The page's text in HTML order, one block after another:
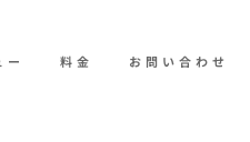
ー 料金 お問い合わせ